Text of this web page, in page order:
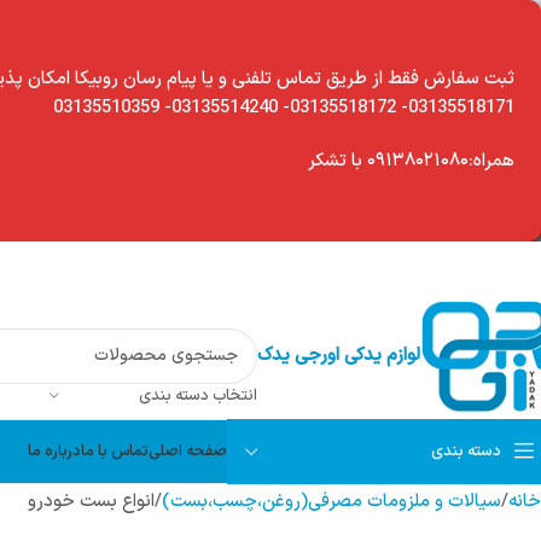
modal-check
ثبت سفارش فقط از طریق تماس تلفنی و یا پیام رسان روبیکا امکان
03135518171- 03135518172- 03135514240- 03135510359
همراه:۰۹۱۳۸۰۲۱۰۸۰ با تشکر
لوازم یدکی اورجی یدک
انتخاب دسته بندی
دسته بندی صفحه اصلیتماس با مادرباره ما
خانه سیالات و ملزومات مصرفی(روغن،چسب،بست) انواع بست خودرو